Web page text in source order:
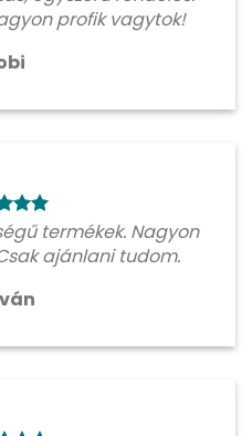
profik vagytok!
termékek. Nagyon
ajánlani tudom.